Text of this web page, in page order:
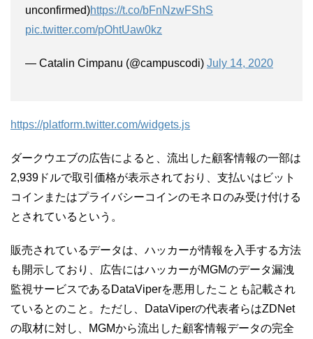
unconfirmed)https://t.co/bFnNzwFShS
pic.twitter.com/pOhtUaw0kz
— Catalin Cimpanu (@campuscodi) July 14, 2020
https://platform.twitter.com/widgets.js
ダークウエブの広告によると、流出した顧客情報の一部は
2,939ドルで取引価格が表示されており、支払いはビット
コインまたはプライバシーコインのモネロのみ受け付ける
とされているという。
販売されているデータは、ハッカーが情報を入手する方法
も開示しており、広告にはハッカーがMGMのデータ漏洩
監視サービスであるDataViperを悪用したことも記載され
ているとのこと。ただし、DataViperの代表者らはZDNet
の取材に対し、MGMから流出した顧客情報データの完全